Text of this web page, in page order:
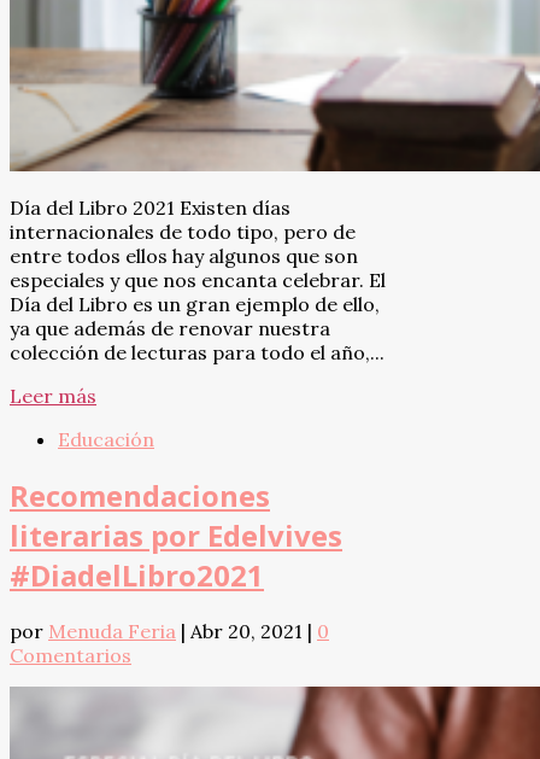
Día del Libro 2021 Existen días
internacionales de todo tipo, pero de
entre todos ellos hay algunos que son
especiales y que nos encanta celebrar. El
Día del Libro es un gran ejemplo de ello,
ya que además de renovar nuestra
colección de lecturas para todo el año,...
Leer más
Educación
Recomendaciones
literarias por Edelvives
#DiadelLibro2021
por Menuda Feria | Abr 20, 2021 | 0
Comentarios